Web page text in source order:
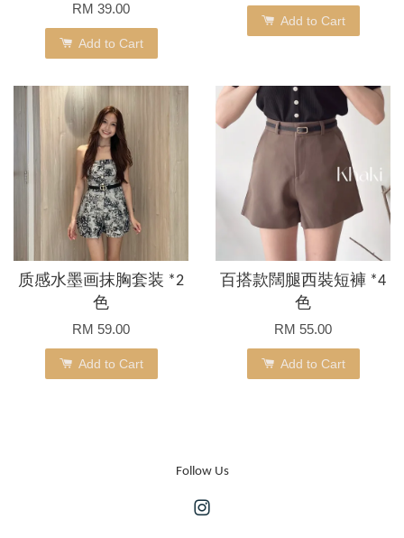
RM 39.00
Add to Cart
Add to Cart
质感水墨画抹胸套装 *2
色
RM 59.00
Add to Cart
百搭款闊腿西裝短褲 *4
色
RM 55.00
Add to Cart
Follow Us